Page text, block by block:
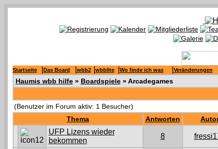
Startseite Das Board wbb2 wbblite Wo finde ich was Veränderungen
Haumis wbb hilfe» Boardspiele» Arcadegames
(Benutzer im Forum aktiv: 1 Besucher)
Thema
Antworten
UFP Lizens wieder
bekommen
8